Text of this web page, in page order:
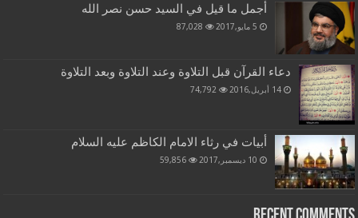
أجمل ما قيل في السيد حسن نصر الله
5 مايو,2017 87,028
دعاء القرآن قبل التلاوة وعند التلاوة وبعد التلاوة
14 أبريل,2016 74,792
أبيات في رثاء الامام الكاظم عليه السلام
10 ديسمبر,2017 59,856